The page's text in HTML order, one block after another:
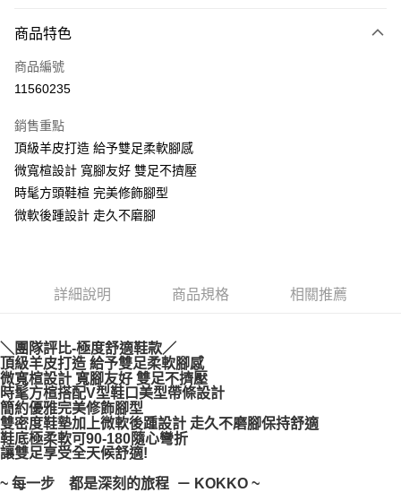
信用卡一次付款
LINE Pay
街口支付
悠遊付
AFTEE先享後付
便利好安心！
１．簡單：不需註冊會員、不需綁卡、不需儲值。
【「AFTEE先享後付」結帳流程】
１．於結帳方式選擇「AFTEE先享後付」後，將跳轉至「AFTEE先享後付」
結帳頁面，進行簡訊認證並確認金額後，即可完成結帳。
２．訂單成立數日內，您將收到繳費通知簡訊。
３．收到繳費通知簡訊後14天內，點擊此簡訊中的連結，可透過四大超商／
ATM／網路銀行／等多元方式進行付款，方視為交易完成。
※ 請注意：結帳手續完成當下不需立刻繳費，但若您需要取消訂單，請聯絡
購買商品的店家。未經商家同意取消之訂單仍視為有效，需透過AFTEE先享
後付繳納相關費用。
宅配通
每筆NT$100，滿NT$999(含以上)免運費
商品特色
商品編號
11560235
銷售重點
頂級羊皮打造 給予雙足柔軟腳感
微寬楦設計 寬腳友好 雙足不擠壓
時髦方頭鞋楦 完美修飾腳型
微軟後踵設計 走久不磨腳
詳細說明 商品規格 相關推薦
＼團隊評比-極度舒適鞋款／
頂級羊皮打造 給予雙足柔軟腳感
微寬楦設計 寬腳友好 雙足不擠壓
時髦方楦搭配V型鞋口美型帶條設計
簡約優雅完美修飾腳型
雙密度鞋墊加上微軟後踵設計 走久不磨腳保持舒適
鞋底極柔軟可90-180隨心彎折
讓雙足享受全天候舒適!
~ 每一步 都是深刻的旅程 － KOKKO ~